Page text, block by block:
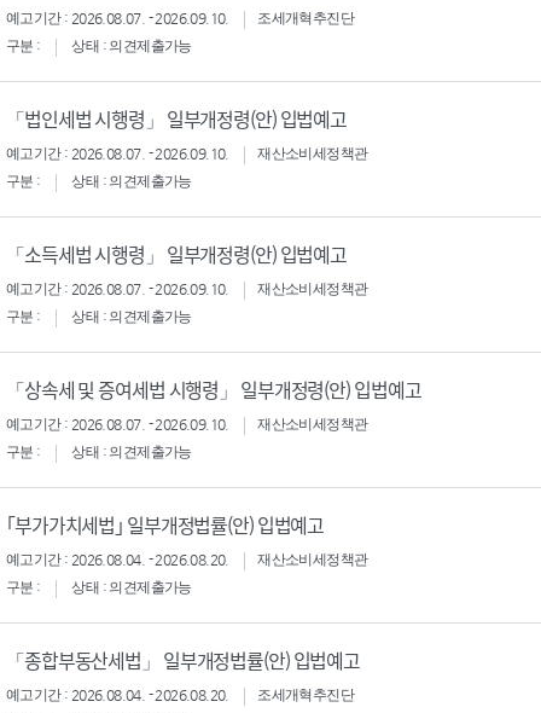
예고기간 : 2026.08.07. - 2026.09.10.
조세개혁추진단
구분 :
상태 : 의견제출가능
「법인세법 시행령」 일부개정령(안) 입법예고
예고기간 : 2026.08.07. - 2026.09.10.
재산소비세정책관
구분 :
상태 : 의견제출가능
「소득세법 시행령」 일부개정령(안) 입법예고
예고기간 : 2026.08.07. - 2026.09.10.
재산소비세정책관
구분 :
상태 : 의견제출가능
「상속세 및 증여세법 시행령」 일부개정령(안) 입법예고
예고기간 : 2026.08.07. - 2026.09.10.
재산소비세정책관
구분 :
상태 : 의견제출가능
｢부가가치세법｣ 일부개정법률(안) 입법예고
예고기간 : 2026.08.04. - 2026.08.20.
재산소비세정책관
구분 :
상태 : 의견제출가능
「종합부동산세법」 일부개정법률(안) 입법예고
예고기간 : 2026.08.04. - 2026.08.20.
조세개혁추진단